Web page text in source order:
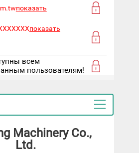
показать
показать
всем
пользователям!
Machinery Co.,
Ltd.